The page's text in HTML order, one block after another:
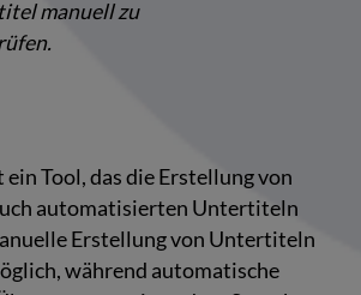
manuell zu
ein Tool, das die Erstellung von
automatisierten Untertiteln
Erstellung von Untertiteln
während automatische